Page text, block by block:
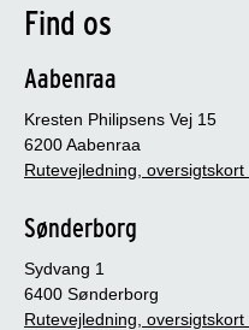
Find os
Aabenraa
Kresten Philipsens Vej 15
6200 Aabenraa
Rutevejledning, oversigtskort
Sønderborg
Sydvang 1
6400 Sønderborg
Rutevejledning,